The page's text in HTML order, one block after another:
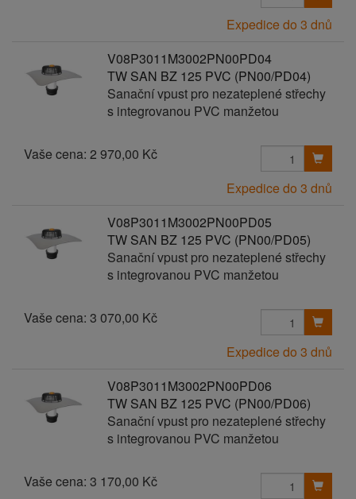
Expedice do 3 dnů
V08P3011M3002PN00PD04
TW SAN BZ 125 PVC (PN00/PD04)
Sanační vpust pro nezateplené střechy
s integrovanou PVC manžetou
Vaše cena: 2 970,00 Kč
Expedice do 3 dnů
V08P3011M3002PN00PD05
TW SAN BZ 125 PVC (PN00/PD05)
Sanační vpust pro nezateplené střechy
s integrovanou PVC manžetou
Vaše cena: 3 070,00 Kč
Expedice do 3 dnů
V08P3011M3002PN00PD06
TW SAN BZ 125 PVC (PN00/PD06)
Sanační vpust pro nezateplené střechy
s integrovanou PVC manžetou
Vaše cena: 3 170,00 Kč